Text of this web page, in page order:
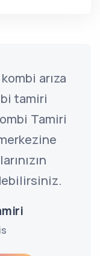
arıza
tamiri
Tamiri